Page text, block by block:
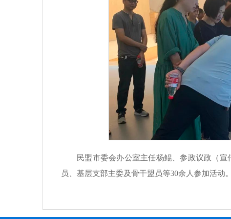
民盟市委会办公室主任杨鲲、参政议政（
员、基层支部主委及骨干盟员等30余人参加活动。